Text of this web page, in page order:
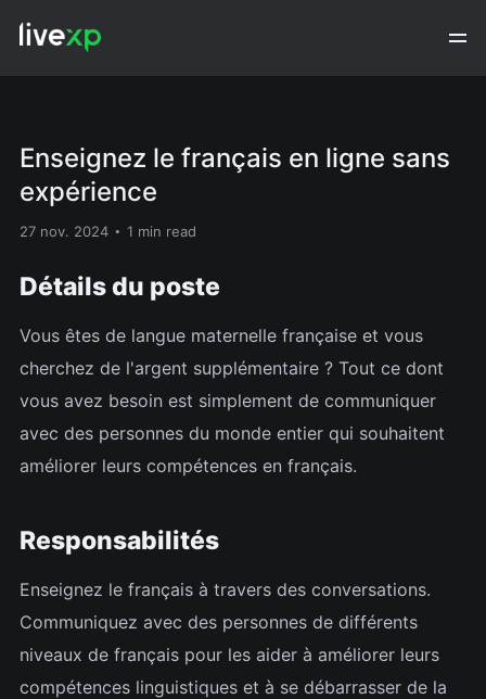
Enseignez le français en ligne sans
expérience
27 nov. 2024 1 min read
Détails du poste
Vous êtes de langue maternelle française et vous
cherchez de l'argent supplémentaire ? Tout ce dont
vous avez besoin est simplement de communiquer
avec des personnes du monde entier qui souhaitent
améliorer leurs compétences en français.
Responsabilités
Enseignez le français à travers des conversations.
Communiquez avec des personnes de différents
niveaux de français pour les aider à améliorer leurs
compétences linguistiques et à se débarrasser de la